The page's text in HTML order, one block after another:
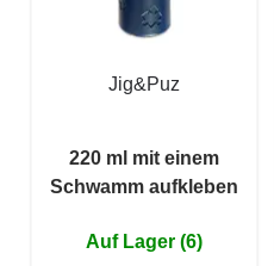
Jig&Puz
220 ml mit einem
Schwamm aufkleben
Auf Lager (6)